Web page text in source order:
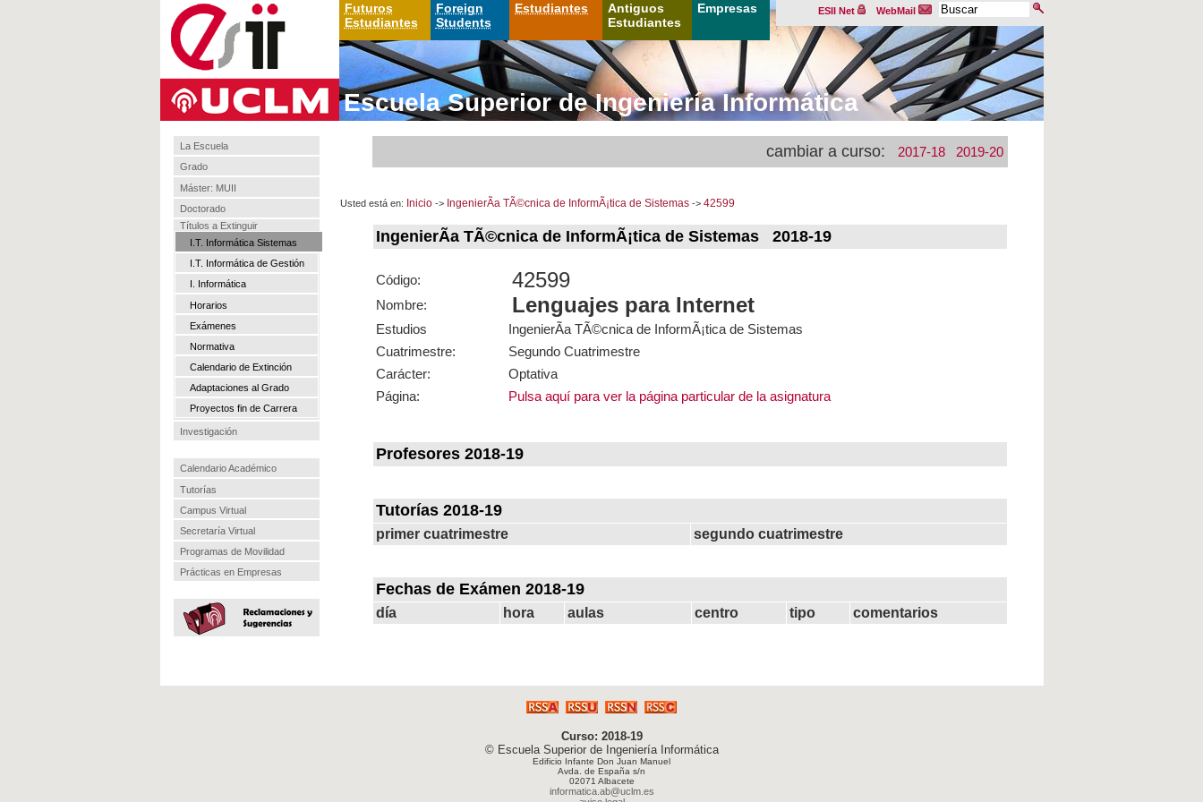
Futuros
Estudiantes
Foreign
Students
Estudiantes Antiguos
Estudiantes
Empresas WebMail
ESII Net
Escuela Superior de Ingeniería Informática
La Escuela
Grado
Máster: MUII
Doctorado
Títulos a Extinguir
I.T. Informática Sistemas
I.T. Informática de Gestión
I. Informática
Horarios
Exámenes
Normativa
Calendario de Extinción
Adaptaciones al Grado
Proyectos fin de Carrera
Investigación
Calendario Académico
Tutorías
Campus Virtual
Secretaría Virtual
Programas de Movilidad
Prácticas en Empresas
cambiar a curso: 2017-18 2019-20
Usted está en: Inicio-> IngenierÃ­a TÃ©cnica de InformÃ¡tica de Sistemas-> 42599
IngenierÃ­a TÃ©cnica de InformÃ¡tica de Sistemas 2018-19
Código: 42599
Nombre: Lenguajes para Internet
Estudios
IngenierÃ­a TÃ©cnica de InformÃ¡tica de Sistemas
Cuatrimestre:
Segundo Cuatrimestre
Carácter:
Optativa
Página:
Pulsa aquí para ver la página particular de la asignatura
Profesores 2018-19
Tutorías 2018-19
primer cuatrimestre segundo cuatrimestre
Fechas de Exámen 2018-19
día hora aulas centro tipo comentarios
Curso: 2018-19
© Escuela Superior de Ingeniería Informática
Edificio Infante Don Juan Manuel
Avda. de España s/n
02071 Albacete
informatica.ab@uclm.es